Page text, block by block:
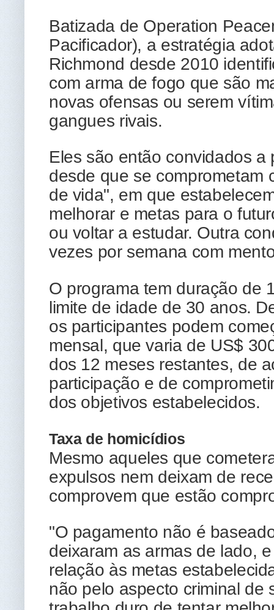
Batizada de Operation
Pacificador), a estratégia
Richmond desde 2010
com arma de fogo que são
novas ofensas ou serem
gangues rivais.
Eles são então convidados a
desde que se comprometam
de vida", em que
melhorar e metas para o
ou voltar a estudar. Outra
vezes por semana com
O programa tem duração de
limite de idade de 30 anos.
os participantes podem
mensal, que varia de US$
dos 12 meses restantes, de
participação e de
dos objetivos estabelecidos.
Taxa de homicídios
Mesmo aqueles que
expulsos nem deixam de
comprovem que estão
"O pagamento não é
deixaram as armas de lado,
relação às metas
não pelo aspecto criminal de